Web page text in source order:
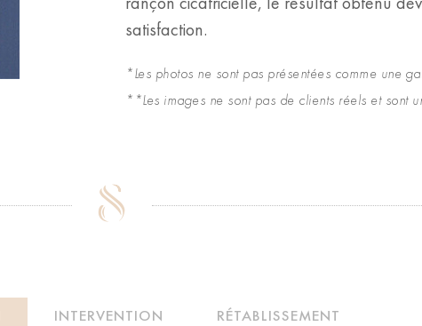
satisfaction.
*Les photos ne sont pas présentées comme une
**Les images ne sont pas de clients réels et sont
INTERVENTION RÉTABLISSEMENT